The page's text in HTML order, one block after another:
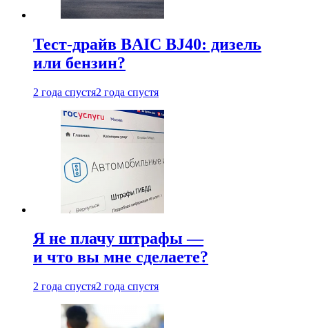
Тест-драйв BAIC BJ40: дизель
или бензин?
2 года спустя2 года спустя
Я не плачу штрафы —
и что вы мне сделаете?
2 года спустя2 года спустя